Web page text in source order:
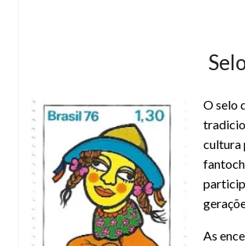
Boneca do teatro de O selo
cultura
As